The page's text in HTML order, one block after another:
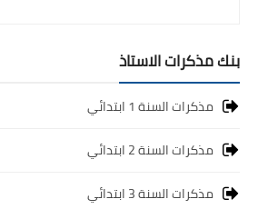
بنك مذكرات الاستاذ
مذكرات السنة 1 ابتدائي
مذكرات السنة 2 ابتدائي
مذكرات السنة 3 ابتدائي